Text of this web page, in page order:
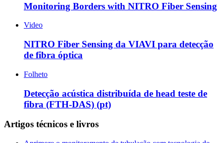
Monitoring Borders with NITRO Fiber Sensing
Video
NITRO Fiber Sensing da VIAVI para detecção
de fibra óptica
Folheto
Detecção acústica distribuída de head teste de
fibra (FTH-DAS) (pt)
Artigos técnicos e livros